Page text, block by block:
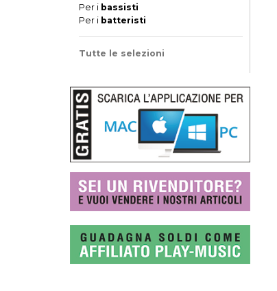
Per i bassisti
Per i batteristi
Tutte le selezioni